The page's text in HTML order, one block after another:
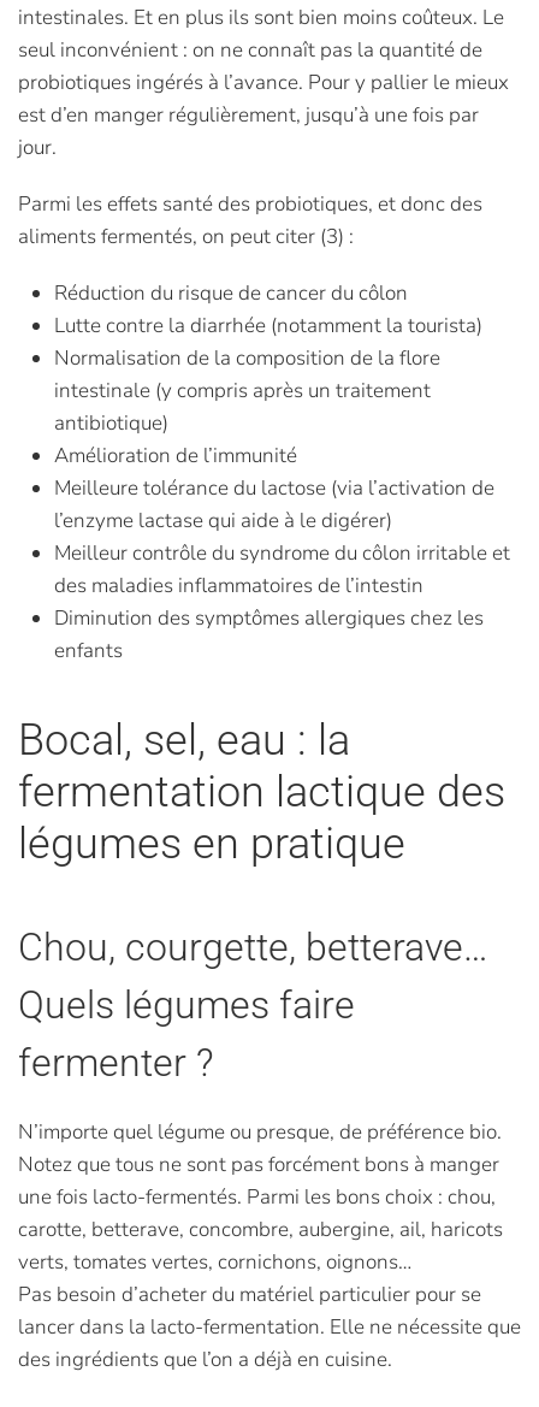
intestinales. Et en plus ils sont bien moins coûteux. Le
seul inconvénient : on ne connaît pas la quantité de
probiotiques ingérés à l’avance. Pour y pallier le mieux
est d’en manger régulièrement, jusqu’à une fois par
jour.
Parmi les effets santé des probiotiques, et donc des
aliments fermentés, on peut citer (3) :
Réduction du risque de cancer du côlon
Lutte contre la diarrhée (notamment la tourista)
Normalisation de la composition de la flore
intestinale (y compris après un traitement
antibiotique)
Amélioration de l’immunité
Meilleure tolérance du lactose (via l’activation de
l’enzyme lactase qui aide à le digérer)
Meilleur contrôle du syndrome du côlon irritable et
des maladies inflammatoires de l’intestin
Diminution des symptômes allergiques chez les
enfants
Bocal, sel, eau : la
fermentation lactique des
légumes en pratique
Chou, courgette, betterave…
Quels légumes faire
fermenter ?
N’importe quel légume ou presque, de préférence bio.
Notez que tous ne sont pas forcément bons à manger
une fois lacto-fermentés. Parmi les bons choix : chou,
carotte, betterave, concombre, aubergine, ail, haricots
verts, tomates vertes, cornichons, oignons…
Pas besoin d’acheter du matériel particulier pour se
lancer dans la lacto-fermentation. Elle ne nécessite que
des ingrédients que l’on a déjà en cuisine.